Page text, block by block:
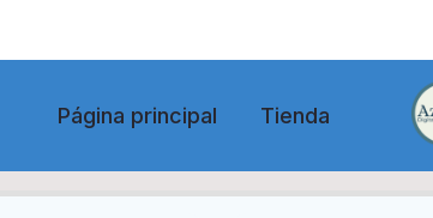
Página principal Tienda